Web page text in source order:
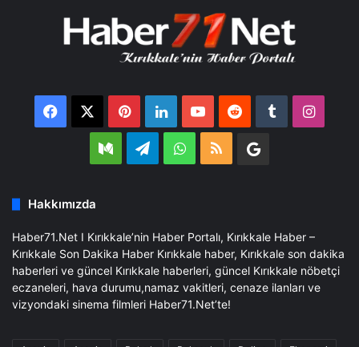
Facebook PinterestLinkedInYouTubeReddit Tumblr
MediumTelegramWhatsApp
RSS
Google
Hakkımızda
Haber71.Net I Kırıkkale’nin Haber Portalı, Kırıkkale Haber –
Kırıkkale Son Dakika Haber Kırıkkale haber, Kırıkkale son dakika
haberleri ve güncel Kırıkkale haberleri, güncel Kırıkkale nöbetçi
eczaneleri, hava durumu,namaz vakitleri, cenaze ilanları ve
vizyondaki sinema filmleri Haber71.Net’te!